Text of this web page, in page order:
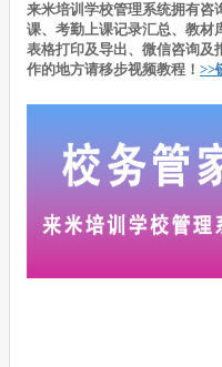
来米培训学校管理系统拥有咨
课、考勤上课记录汇总、教材
表格打印及导出、微信咨询及
作的地方请移步视频教程！ >>